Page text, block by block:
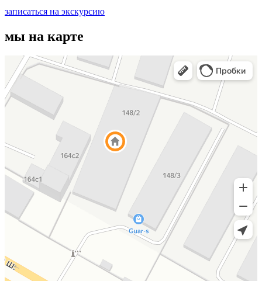
записаться на экскурсию
мы на карте